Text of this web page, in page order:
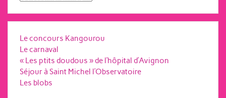
Le concours Kangourou
Le carnaval
« Les ptits doudous » de l’hôpital d’Avignon
Séjour à Saint Michel l’Observatoire
Les blobs